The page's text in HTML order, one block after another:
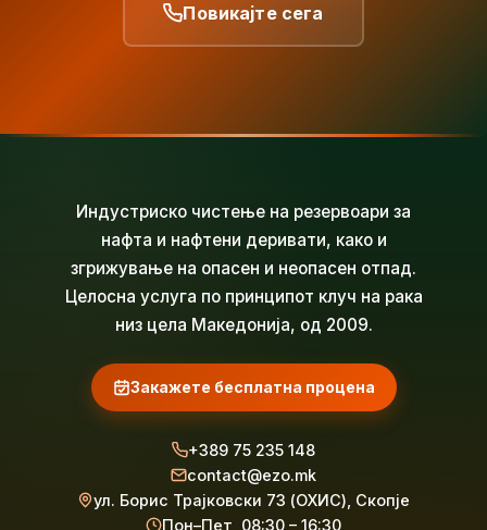
Повикајте сега
Индустриско чистење на резервоари за
нафта и нафтени деривати, како и
згрижување на опасен и неопасен отпад.
Целосна услуга по принципот клуч на рака
низ цела Македонија, од 2009.
Закажете бесплатна процена
+389 75 235 148
contact@ezo.mk
ул. Борис Трајковски 73 (ОХИС), Скопје
Пон–Пет, 08:30 – 16:30